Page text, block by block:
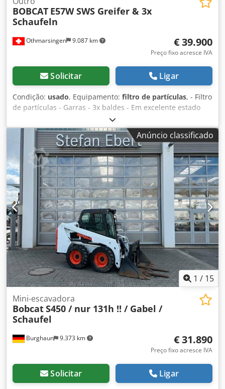
Aceitamos trocas! * Para compra de veículos/venda de
máquinas usadas, aplicam-se exclusivamente os Termos e
informações e nossos termos e condições podem ser
encontrados em nosso site. Vendemos nossos produtos
Cjdpfx Ajy Nmq Usqverf
Othmarsingen 9.087 km
BOBCAT E57W SWS Greifer & 3x
Schaufeln
€ 39.900
Preço fixo acresce IVA
Solicitar Ligar
Condição: usado, Equipamento: filtro de partículas, - Filtro
de partículas - Garras - 3x baldes - Em excelente estado
Credjzhhv Tjpfx Aqvjf Suspensão: Hidráulica
Anúncio classificado
1 / 15
Burghaun 9.373 km
Mini-escavadora
BobcatS450 / nur 131h !! / Gabel /
Schaufel
€ 31.890
Preço fixo acresce IVA
Solicitar Ligar